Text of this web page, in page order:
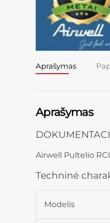
Aprašymas
Aprašymas
Airwell Pultelio
Techninė
Modelis